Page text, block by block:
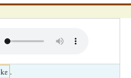
kɛ .